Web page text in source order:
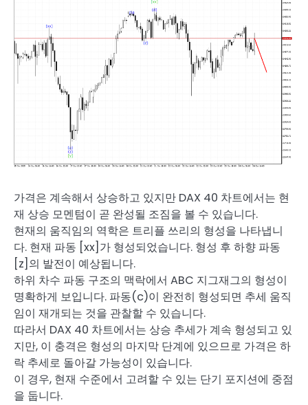
가격은 계속해서 상승하고 있지만 DAX 40 차트에서는 현
재 상승 모멘텀이 곧 완성될 조짐을 볼 수 있습니다.
현재의 움직임의 역학은 트리플 쓰리의 형성을 나타냅니
다. 현재 파동 [xx]가 형성되었습니다. 형성 후 하향 파동
[z]의 발전이 예상됩니다.
하위 차수 파동 구조의 맥락에서 ABC 지그재그의 형성이
명확하게 보입니다. 파동(c)이 완전히 형성되면 추세 움직
임이 재개되는 것을 관찰할 수 있습니다.
따라서 DAX 40 차트에서는 상승 추세가 계속 형성되고 있
지만, 이 충격은 형성의 마지막 단계에 있으므로 가격은 하
락 추세로 돌아갈 가능성이 있습니다.
이 경우, 현재 수준에서 고려할 수 있는 단기 포지션에 중점
을 둡니다.